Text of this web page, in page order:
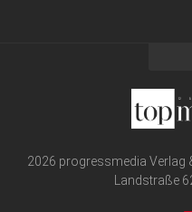
2026 progressmedia Verlag
Landstraße